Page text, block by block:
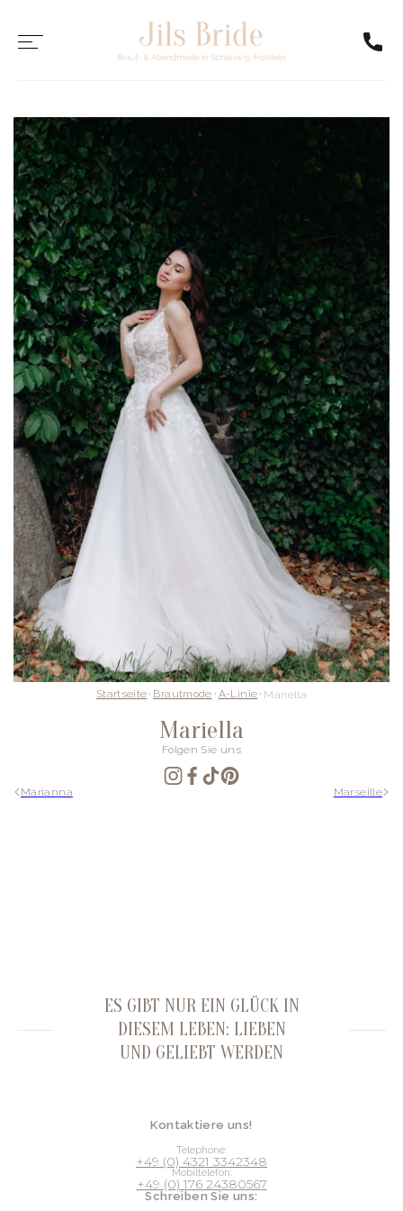
Startseite Brautmode A-Linie Mariella
Mariella
Folgen Sie uns
Marianna Marseille
ES GIBT NUR EIN GLÜCK IN
DIESEM LEBEN: LIEBEN
UND GELIEBT WERDEN
Kontaktiere uns!
Telephone:
+49 (0) 4321 3342348
Mobiltelefon:
+49 (0) 176 24380567
Schreiben Sie uns: